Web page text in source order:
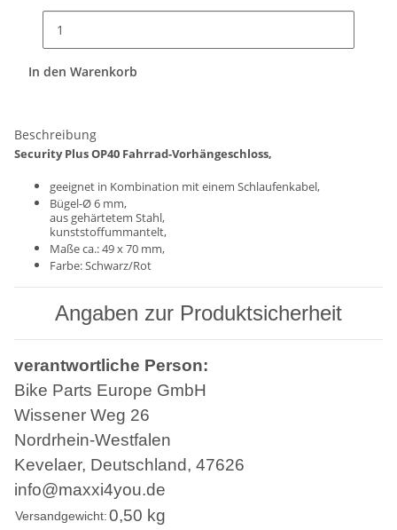
In den Warenkorb
Beschreibung
Security Plus OP40 Fahrrad-Vorhängeschloss,
geeignet in Kombination mit einem Schlaufenkabel,
Bügel-Ø 6 mm,
aus gehärtetem Stahl,
kunststoffummantelt,
Maße ca.: 49 x 70 mm,
Farbe: Schwarz/Rot
Angaben zur Produktsicherheit
verantwortliche Person:
Bike Parts Europe GmbH
Wissener Weg 26
Nordrhein-Westfalen
Kevelaer, Deutschland, 47626
info@maxxi4you.de
Versandgewicht:0,50 kg